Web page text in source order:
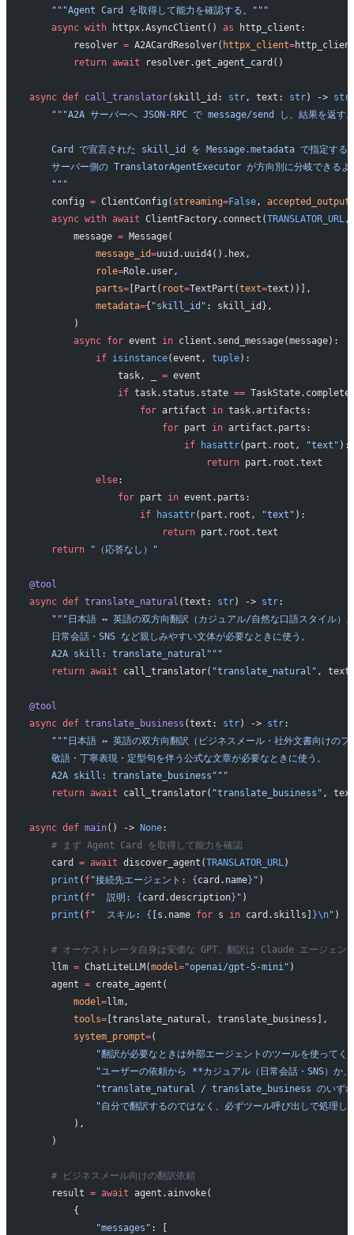
    """Agent Card を取得して能力を確認する。"""
    async
with httpx.AsyncClient() as http_client:
        resolver
= A2ACardResolver( httpx_client=
        return
await resolver.get_agent_card()
async def call_translator(skill_id: str, text: str) -> str
"""A2A サーバーへ JSON-RPC で message/send し、結果を返す
Card で宣言された skill_id を Message.metadata で指定する
サーバー側の TranslatorAgentExecutor が方向別に分岐できるよ
    """
    config
= ClientConfig( streaming=False,
    async
with await ClientFactory.connect(TRANSLATOR_URL
        message
= Message(
            message_id
=uuid.uuid4().hex,
            role
=Role.user,
            parts
=[Part( root=TextPart(text=text))],
            metadata
={ "skill_id" : skill_id},
        )
        async
for event in client.send_message(message):
            if
isinstance(event, tuple):
                task, _
= event
                if
task.status.state ==
                    for
artifact in task.artifacts:
                        for
part in artifact.parts:
                            if
hasattr(part.root, "text" ):
                                return
part.root.text
            else
:
                for
part in event.parts:
                    if
hasattr(part.root, "text" ):
                        return
part.root.text
    return
"（応答なし）"
@tool
async def translate_natural (text: str) -> str:
"""日本語 ↔ 英語の双方向翻訳（カジュアル/自然な口語スタイル）
    日常会話・SNS など親しみやすい文体が必要なときに使う。
    A2A skill: translate_natural"""
    return
await call_translator( "translate_natural" ,
@tool
async def translate_business (text: str) -> str:
"""日本語 ↔ 英語の双方向翻訳（ビジネスメール・社外文書向けのフ
    敬語・丁寧表現・定型句を伴う公式な文章が必要なときに使う。
    A2A skill: translate_business"""
    return
await call_translator( "translate_business" ,
async def main() -> None:
    # まず Agent Card を取得して能力を確認
    card
= await discover_agent(TRANSLATOR_URL)
    print
( f"接続先エージェント: { card.name} " )
    print
( f"  説明: { card.description} " )
    print
( f"  スキル: { [s.name for s in card.skills] }\n" )
# オーケストレータ自身は安価な GPT、翻訳は Claude エージェン
    llm
= ChatLiteLLM(model="openai/gpt-5-mini" )
    agent
= create_agent(
        model
=llm,
        tools
=[translate_natural, translate_business],
        system_prompt
=(
"翻訳が必要なときは外部エージェントのツールを使ってく
"ユーザーの依頼から **カジュアル（日常会話・SNS）か
"translate_natural / translate_business のいずれ
"自分で翻訳するのではなく、必ずツール呼び出しで処理し
        ),
    )
    # ビジネスメール向けの翻訳依頼
    result
= await agent.ainvoke(
        {
            "messages"
: [